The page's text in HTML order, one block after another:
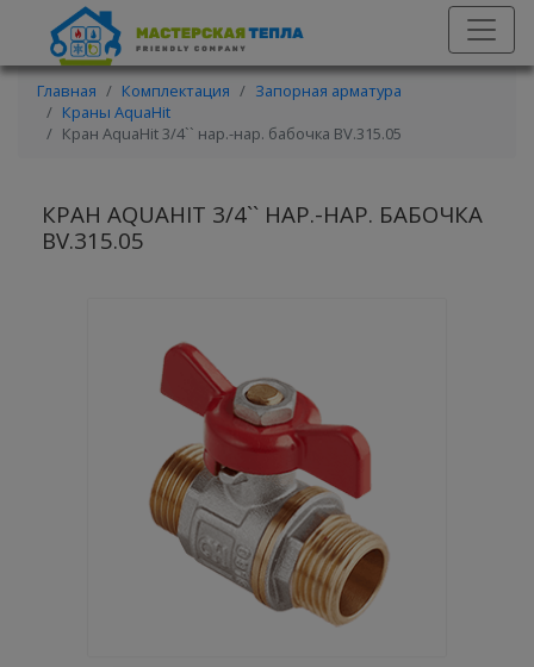
Главная Комплектация
Запорная арматура
Краны AquaHit
Кран AquaHit 3/4`` нар.-нар. бабочка BV.315.05
КРАН AQUAHIT 3/4`` НАР.-НАР. БАБОЧКА
BV.315.05